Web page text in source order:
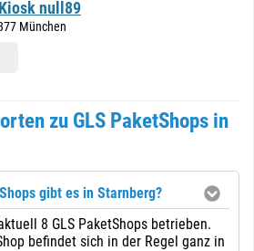
null89
München
zu GLS PaketShops in
gibt es in Starnberg?
8 GLS PaketShops betrieben.
befindet sich in der Regel ganz in